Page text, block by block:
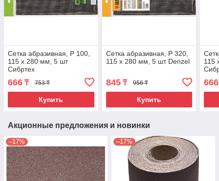
Сетка абразивная, P 100,
115 х 280 мм, 5 шт
Сибртех
666 ₸ 753 ₸
Купить
Сетка абразивная, P 320,
115 х 280 мм, 5 шт Denzel
845₸ 956 ₸
Купить
115
666
Акционные предложения и новинки
–17% –17%